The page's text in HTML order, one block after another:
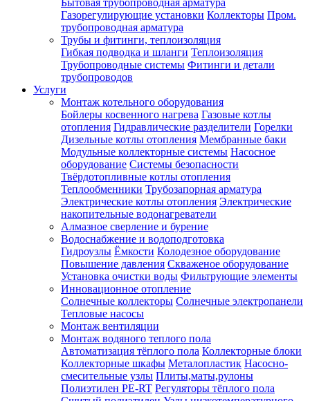
Бытовая трубопроводная арматура
Газорегулирующие установки Коллекторы Пром.
трубопроводная арматура
Трубы и фитинги, теплоизоляция
Гибкая подводка и шланги Теплоизоляция
Трубопроводные системы Фитинги и детали
трубопроводов
Услуги
Монтаж котельного оборудования
Бойлеры косвенного нагрева Газовые котлы
отопления Гидравлические разделители Горелки
Дизельные котлы отопления Мембранные баки
Модульные коллекторные системы Насосное
оборудование Системы безопасности
Твёрдотопливные котлы отопления
Теплообменники Трубозапорная арматура
Электрические котлы отопления Электрические
накопительные водонагреватели
Алмазное сверление и бурение
Водоснабжение и водоподготовка
Гидроузлы Ёмкости Колодезное оборудование
Повышение давления Скваженое оборудование
Установка очистки воды Фильтрующие элементы
Инновационное отопление
Солнечные коллекторы Солнечные электропанели
Тепловые насосы
Монтаж вентиляции
Монтаж водяного теплого пола
Автоматизация тёплого пола Коллекторные блоки
Коллекторные шкафы Металопластик Насосно-
смесительные узлы Плиты,маты,рулоны
Полиэтилен PE-RT Регуляторы тёплого пола